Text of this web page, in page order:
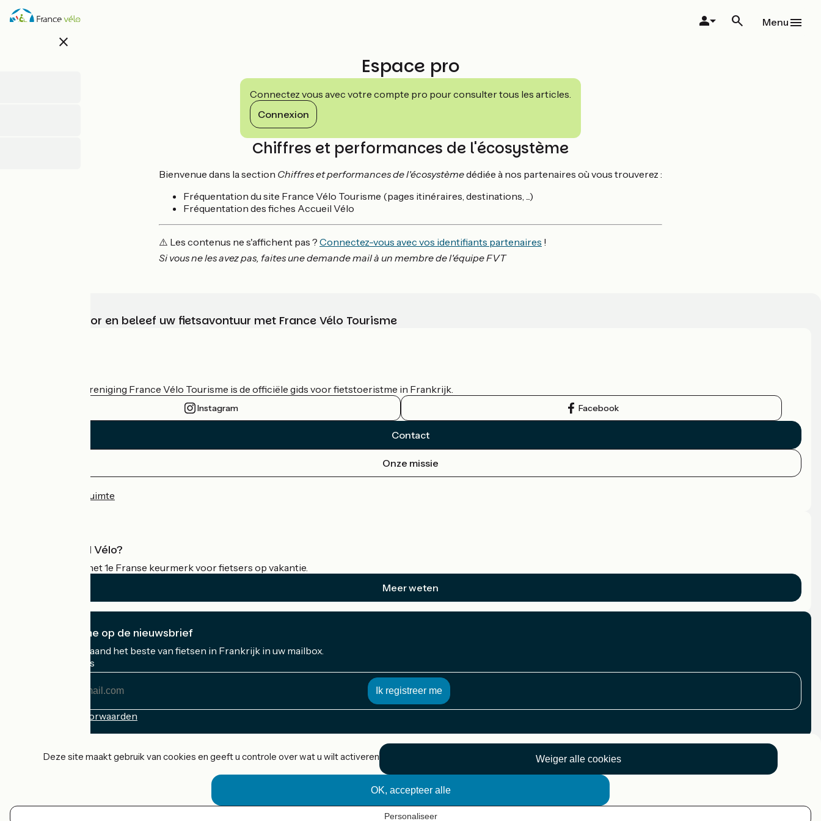
Overslaan
en
close
Menu
Espace pro
Connectez vous avec votre compte pro pour consulter tous les articles.
Connexion
Chiffres et performances de l'écosystème
Bienvenue dans la section Chiffres et performances de l'écosystèmedédiée à nos partenaires où vous trouverez :
Fréquentation du site France Vélo Tourisme (pages itinéraires, destinations, ...)
Fréquentation des fiches Accueil Vélo
⚠️ Les contenus ne s'affichent pas ? Connectez-vous avec vos identifiants partenaires !
Si vous ne les avez pas, faites une demande mail à un membre de l'équipe FVT
Kies, bereid voor en beleef uw fietsavontuur met France Vélo Tourisme
De nationale vereniging France Vélo Tourisme is de officiële gids voor fietstoeristme in Frankrijk.
Instagram Facebook
Contact
Onze missie
Professionele ruimte
Wat is Accueil Vélo?
Accueil Vélo is het 1e Franse keurmerk voor fietsers op vakantie.
Meer weten
Ik abonneer me op de nieuwsbrief
Ontvang elke maand het beste van fietsen in Frankrijk in uw mailbox.
Mijn e-mailadres
Inschrijvingsvoorwaarden
Contact
Deze site maakt gebruik van cookies en geeft u controle over wat u wilt activeren
OK, accepteer alle
Weiger alle cookies
Personaliseer